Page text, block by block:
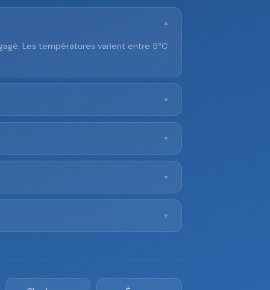
▼
Les températures varient entre 5°C
▼
▼
▼
▼